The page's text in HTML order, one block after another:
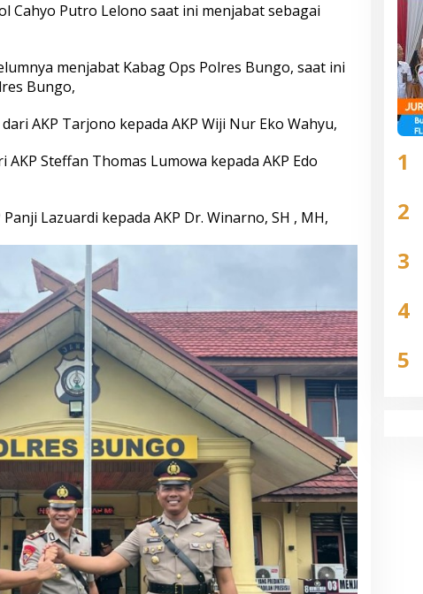
Cahyo Putro Lelono saat ini menjabat sebagai
menjabat Kabag Ops Polres Bungo, saat ini
Bungo,
AKP Tarjono kepada AKP Wiji Nur Eko Wahyu,
Steffan Thomas Lumowa kepada AKP Edo
Lazuardi kepada AKP Dr. Winarno, SH , MH,
1
2
3
4
5